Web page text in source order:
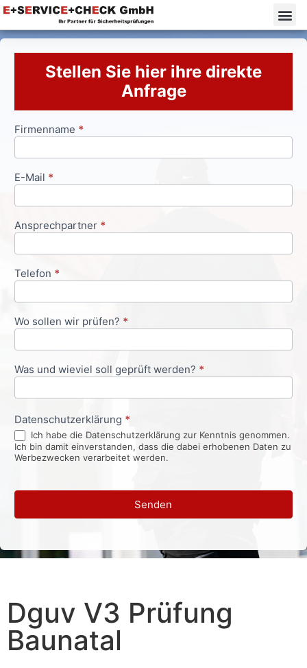
Stellen Sie hier ihre direkte
Anfrage
Anfrageformular
Firmenname *
E-Mail *
Ansprechpartner *
Telefon *
Wo sollen wir prüfen? *
Was und wieviel soll geprüft werden? *
Datenschutzerklärung *
Ich habe die Datenschutzerklärung zur Kenntnis genommen.
Ich bin damit einverstanden, dass die dabei erhobenen Daten zu
Werbezwecken verarbeitet werden.
Senden
Dguv V3 Prüfung
Baunatal